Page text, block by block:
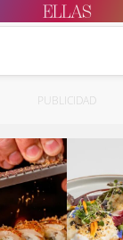
PUBLICIDAD